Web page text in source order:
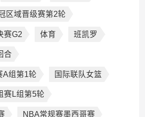
区域晋级赛第2轮
赛G2 体育 班凯罗
合
A组第1轮 国际联队女篮
赛L组第5轮
NBA常规赛墨西哥赛